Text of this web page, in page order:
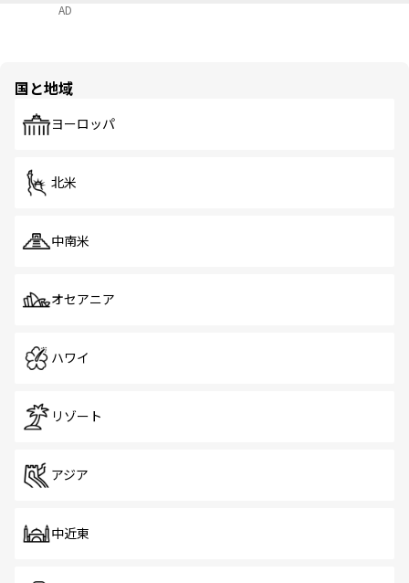
AD
国と地域
ヨーロッパ
北米
中南米
オセアニア
ハワイ
リゾート
アジア
中近東